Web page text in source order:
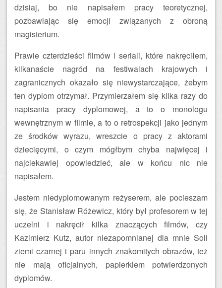
dzisiaj, bo nie napisałem pracy teoretycznej,
pozbawiając się emocji związanych z obroną
magisterium.
Prawie czterdzieści filmów i seriali, które nakręciłem,
kilkanaście nagród na festiwalach krajowych i
zagranicznych okazało się niewystarczające, żebym
ten dyplom otrzymał. Przymierzałem się kilka razy do
napisania pracy dyplomowej, a to o monologu
wewnętrznym w filmie, a to o retrospekcji jako jednym
ze środków wyrazu, wreszcie o pracy z aktorami
dziecięcymi, o czym mógłbym chyba najwięcej i
najciekawiej opowiedzieć, ale w końcu nic nie
napisałem.
Jestem niedyplomowanym reżyserem, ale pocieszam
się, że Stanisław Różewicz, który był profesorem w tej
uczelni i nakręcił kilka znaczących filmów, czy
Kazimierz Kutz, autor niezapomnianej dla mnie Soli
ziemi czarnej i paru innych znakomitych obrazów, też
nie mają oficjalnych, papierkiem potwierdzonych
dyplomów.